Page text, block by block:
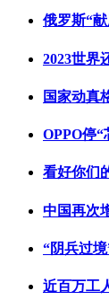
俄罗斯“
2023世界
国家动真
OPPO停
看好你们
中国再次
“阴兵过
近百万工